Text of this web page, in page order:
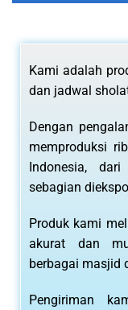
Kami adalah
dan jadwal
Dengan
memproduksi
Indonesia,
sebagian
Produk kami
akurat dan
berbagai masjid
Pengiriman